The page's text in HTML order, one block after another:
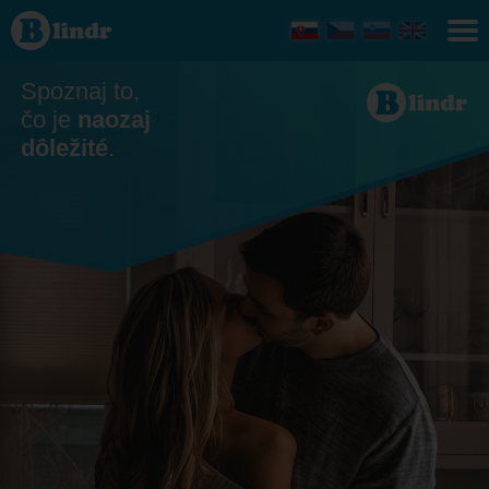
Zoznamka
- On
hľadá ju
Spoznaj to,
čo je naozaj
dôležité.